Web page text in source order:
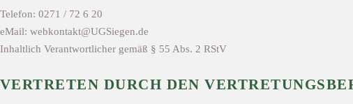
Telefon: 0271 / 72 6 20
eMail: webkontakt@UGSiegen.de
Inhaltlich Verantwortlicher gemäß § 55 Abs. 2 RStV
VERTRETEN DURCH DEN